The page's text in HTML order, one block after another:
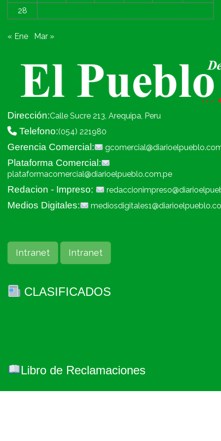
28
« Ene Mar »
Dirección:Calle Sucre 213, Arequipa, Peru
Telefono:(054) 221980
Gerencia Comercial:
Plataforma Comercial:
plataformacomercial@diarioelpueblo.com.pe
Redacion - Impreso:
Medios Digitales:
Intranet Intranet
CLASIFICADOS
Libro de Reclamaciones